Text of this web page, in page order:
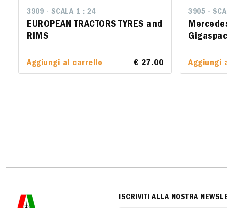
3909 - SCALA 1 : 24
EUROPEAN TRACTORS TYRES and
RIMS
Aggiungi al carrello € 27.00
3905 -
Aggiungi
3905 -
Aggiungi
ISCRIVITI ALLA NOSTRA